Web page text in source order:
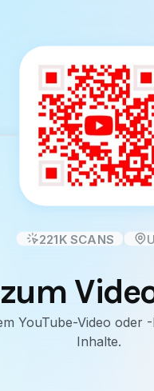
221KSCANS
YouTube-Video oder
Inhalte.